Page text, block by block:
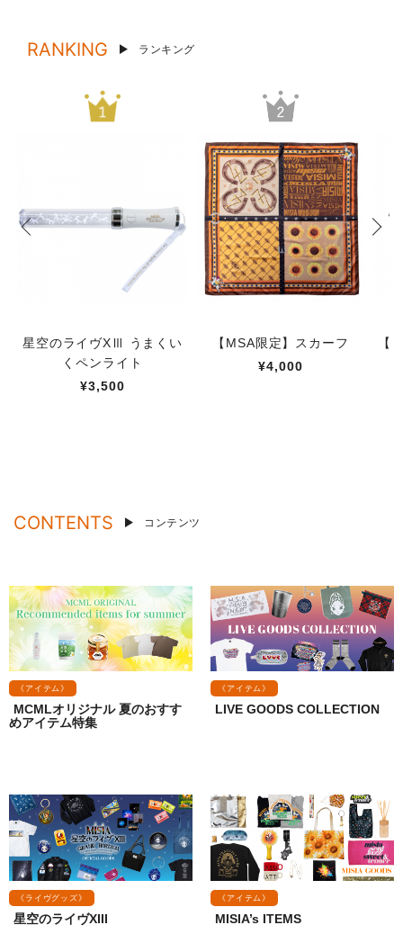
RANKING ランキング
星空のライヴXⅢ うまくい
くペンライト
¥3,500
【MSA限定】スカーフ
¥4,000
【
CONTENTS コンテンツ
《アイテム》
MCMLオリジナル 夏のおすす
めアイテム特集
《アイテム》
LIVE GOODS COLLECTION
《ライヴグッズ》
星空のライヴXIII
《アイテム》
MISIA’s ITEMS